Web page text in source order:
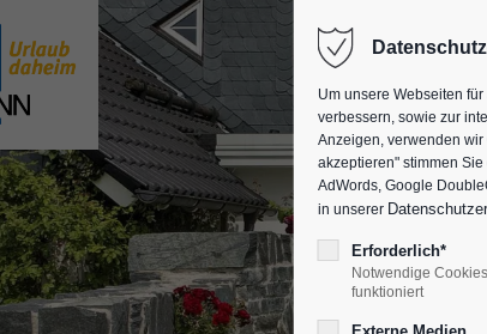
Um unsere Webseiten
verbessern, sowie zur
Anzeigen, verwenden
akzeptieren" stimmen
AdWords, Google
in unserer
Erforderlich*
Notwendige
funktioniert